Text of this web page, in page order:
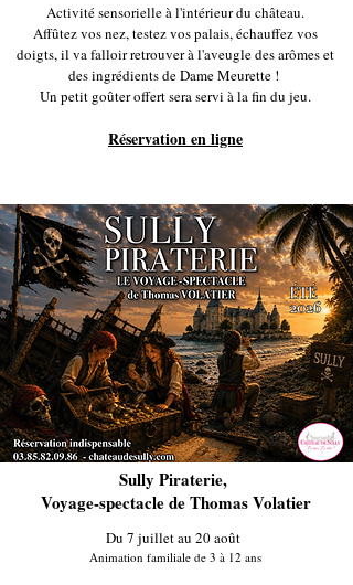
Activité sensorielle à l'intérieur du château.
Affûtez vos nez, testez vos palais, échauffez vos
doigts, il va falloir retrouver à l'aveugle des arômes et
des ingrédients de Dame Meurette !
Un petit goûter offert sera servi à la fin du jeu.
Réservation en ligne
Sully Piraterie,
Voyage-spectacle de Thomas Volatier
Du 7 juillet au 20 août
Animation familiale de 3 à 12 ans